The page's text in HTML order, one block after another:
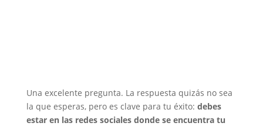
Una excelente pregunta. La respuesta quizás no sea
la que esperas, pero es clave para tu éxito: debes
estar en las redes sociales donde se encuentra tu